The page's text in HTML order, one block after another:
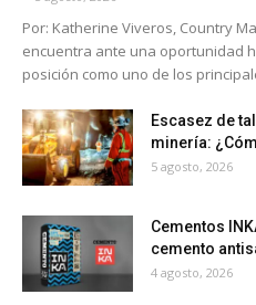
Por: Katherine Viveros, Country
encuentra ante una oportunidad
posición como uno de los
Escasez de
minería:
5 agosto, 2026
Cementos
cemento
4 agosto, 2026